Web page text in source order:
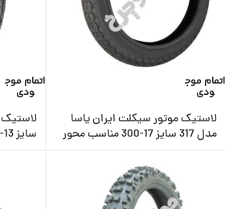
اتمام موج
ودی
لاستیک موتور سیکلت ایران یاسا
مدل 317 سایز 17-300 مناسب محور
اتمام موج
ودی
لاستیک